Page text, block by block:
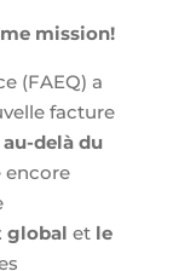
mission!
(FAEQ) a
facture
au-delà du
encore
global et le